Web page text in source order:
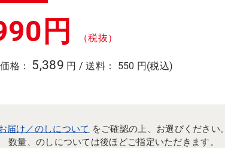
円 （税抜）
格： 5,389 円 / 送料： 550 円(税込)
届け／のしについて をご確認の上、お選びください。
数量、のしについては後ほどご指定いただきます。